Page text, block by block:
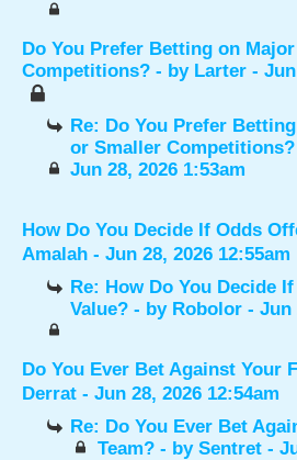
Do You Prefer Betting on
Competitions? - by Larter -
Re: Do You Prefer
or Smaller Competitions?
Jun 28, 2026 1:53am
How Do You Decide If Odds
Amalah - Jun 28, 2026 12:55am
Re: How Do You Decide
Value? - by Robolor - Jun
Do You Ever Bet Against Your
Derrat - Jun 28, 2026 12:54am
Re: Do You Ever Bet
Team? - by Sentret-